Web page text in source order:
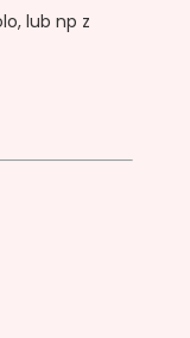
lub np z